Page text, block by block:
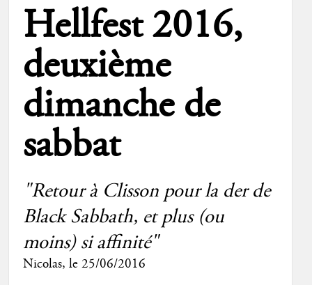
Hellfest 2016,
deuxième
dimanche de
sabbat
"Retour à Clisson pour la der de
Black Sabbath, et plus (ou
moins) si affinité"
Nicolas, le 25/06/2016